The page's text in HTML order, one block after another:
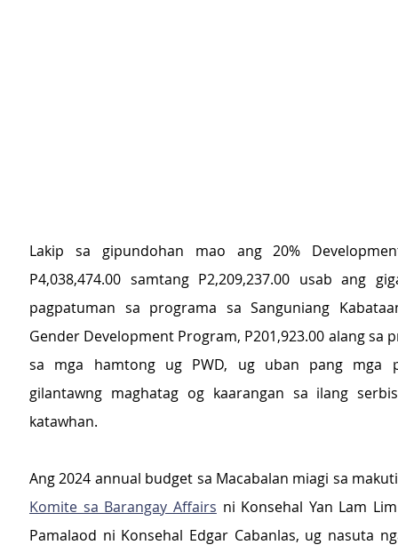
Lakip sa gipundohan mao ang 20%
P4,038,474.00 samtang P2,209,237.00 usab ang
pagpatuman sa programa sa Sanguniang
Gender Development Program, P201,923.00 alang sa
sa mga hamtong ug PWD, ug uban pang mga
gilantawng maghatag og kaarangan sa ilang
katawhan.
Komite sa Barangay Affairs ni Konsehal Yan Lam
Pamalaod ni Konsehal Edgar Cabanlas, ug nasuta